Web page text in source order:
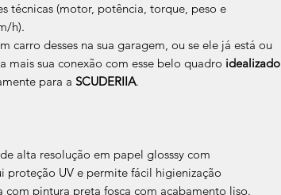
técnicas (motor, potência, torque, peso e
h).
carro desses na sua garagem, ou se ele já está ou
mais sua conexão com esse belo quadro idealizado
para a SCUDERIIA.
alta resolução em papel glosssy com
proteção UV e permite fácil higienização
com pintura preta fosca com acabamento liso.